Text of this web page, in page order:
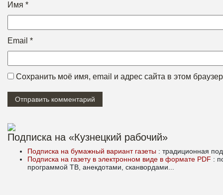
Имя *
Email *
Сохранить моё имя, email и адрес сайта в этом
Подписка на «Кузнецкий рабочий»
Подписка на бумажный вариант газеты : традиционная
Подписка на газету в электронном виде в формате PDF :
программой ТВ, анекдотами, сканвордами...